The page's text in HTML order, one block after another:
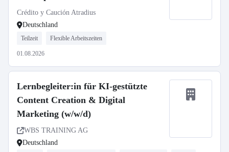
Crédito y Caución Atradius
Deutschland
Teilzeit Flexible Arbeitszeiten
01.08.2026
Lernbegleiter:in für KI-gestützte
Content Creation & Digital
Marketing (w/w/d)
WBS TRAINING AG
Deutschland